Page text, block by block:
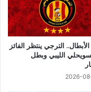
الترجي ينتظر الفائز
الليبي وبطل
2026-